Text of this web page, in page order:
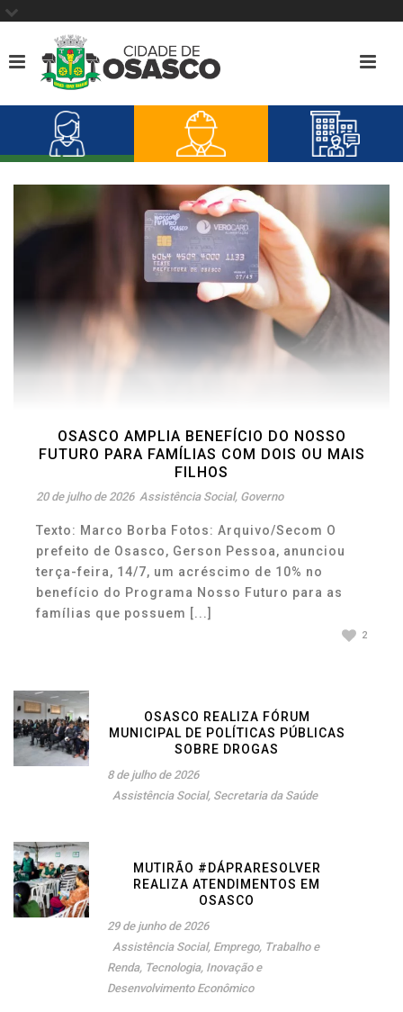
OSASCO AMPLIA BENEFÍCIO DO NOSSO
FUTURO PARA FAMÍLIAS COM DOIS OU MAIS
FILHOS
20 de julho de 2026 Assistência Social, Governo
Texto: Marco Borba Fotos: Arquivo/Secom O
prefeito de Osasco, Gerson Pessoa, anunciou
terça-feira, 14/7, um acréscimo de 10% no
benefício do Programa Nosso Futuro para as
famílias que possuem [...]
2
OSASCO REALIZA FÓRUM
MUNICIPAL DE POLÍTICAS PÚBLICAS
SOBRE DROGAS
8 de julho de 2026
Assistência Social, Secretaria da Saúde
MUTIRÃO #DÁPRARESOLVER
REALIZA ATENDIMENTOS EM
OSASCO
29 de junho de 2026
Assistência Social, Emprego, Trabalho e
Renda, Tecnologia, Inovação e
Desenvolvimento Econômico